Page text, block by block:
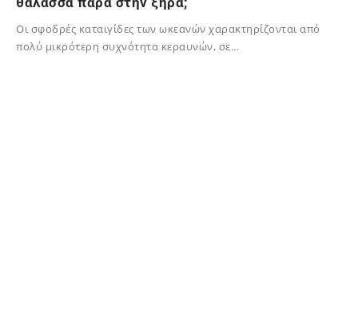
Οι σφοδρές καταιγίδες των ωκεανών χαρακτηρίζονται από
πολύ μικρότερη συχνότητα κεραυνών, σε…